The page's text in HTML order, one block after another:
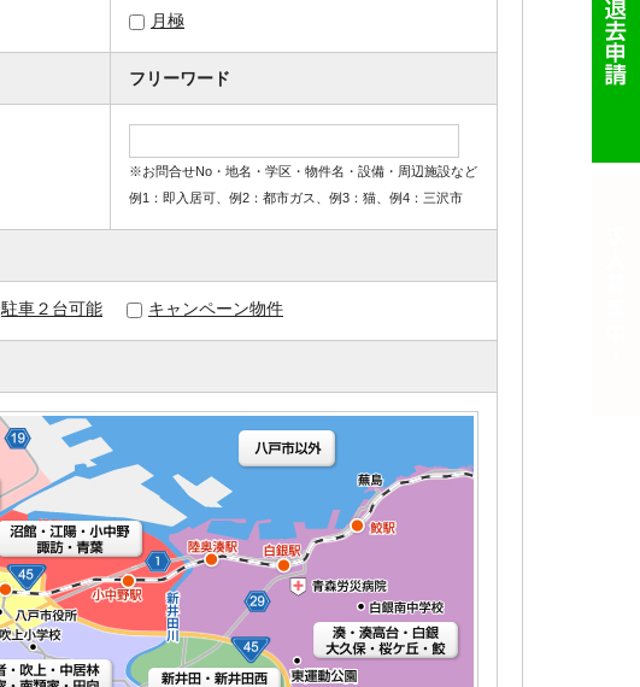
月極
フリーワード
※お問合せNo・地名・学区・物件名・設備・周辺施設など
例1：即入居可、例2：都市ガス、例3：猫、例4：三沢市
駐車２台可能 キャンペーン物件